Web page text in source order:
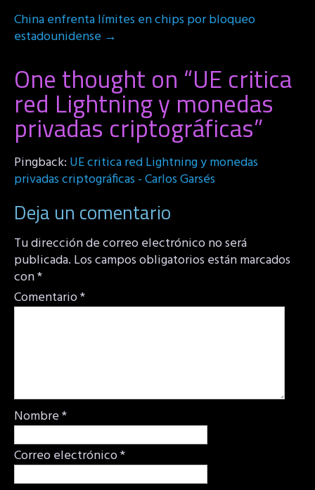
China enfrenta límites en chips por bloqueo
estadounidense →
One thought on “UE critica
red Lightning y monedas
privadas criptográficas”
Pingback: UE critica red Lightning y monedas
privadas criptográficas - Carlos Garsés
Deja un comentario
Tu dirección de correo electrónico no será
publicada. Los campos obligatorios están marcados
con*
Comentario*
Nombre*
Correo electrónico*